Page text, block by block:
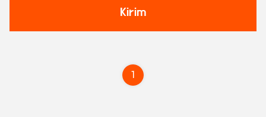
Kirim
1